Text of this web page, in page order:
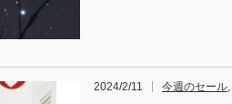
2024/2/11 今週のセール,